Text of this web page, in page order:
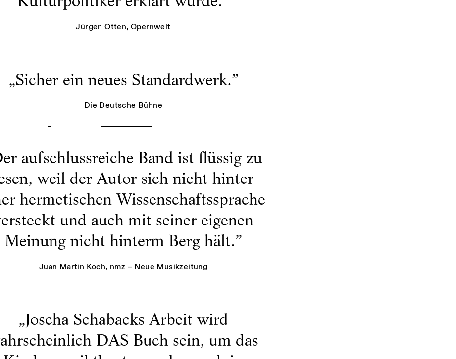
Jürgen Otten, Opernwelt
„Sicher ein neues Standardwerk.”
Die Deutsche Bühne
aufschlussreiche Band ist flüssig zu
weil der Autor sich nicht hinter
hermetischen Wissenschaftssprache
und auch mit seiner eigenen
Meinung nicht hinterm Berg hält.”
Juan Martin Koch, nmz – Neue Musikzeitung
„Joscha Schabacks Arbeit wird
DAS Buch sein, um das